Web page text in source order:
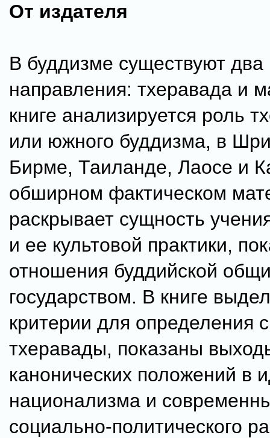
От издателя
В буддизме существуют два
направления: тхеравада и
книге анализируется роль
или южного буддизма, в
Бирме, Таиланде, Лаосе и
обширном фактическом
раскрывает сущность
и ее культовой практики,
отношения буддийской
государством. В книге
критерии для определения
тхеравады, показаны
канонических положений в
национализма и
социально-политического